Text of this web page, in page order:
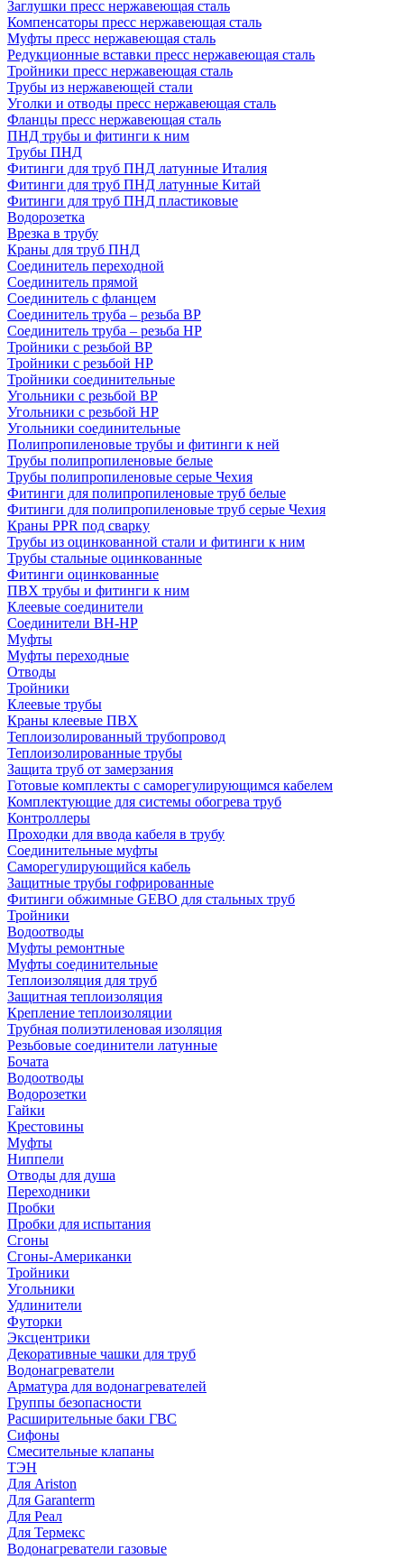
Заглушки пресс нержавеющая сталь
Компенсаторы пресс нержавеющая сталь
Муфты пресс нержавеющая сталь
Редукционные вставки пресс нержавеющая сталь
Тройники пресс нержавеющая сталь
Трубы из нержавеющей стали
Уголки и отводы пресс нержавеющая сталь
Фланцы пресс нержавеющая сталь
ПНД трубы и фитинги к ним
Трубы ПНД
Фитинги для труб ПНД латунные Италия
Фитинги для труб ПНД латунные Китай
Фитинги для труб ПНД пластиковые
Водорозетка
Врезка в трубу
Краны для труб ПНД
Соединитель переходной
Соединитель прямой
Соединитель с фланцем
Соединитель труба – резьба ВР
Соединитель труба – резьба НР
Тройники с резьбой ВР
Тройники с резьбой НР
Тройники соединительные
Угольники с резьбой ВР
Угольники с резьбой НР
Угольники соединительные
Полипропиленовые трубы и фитинги к ней
Трубы полипропиленовые белые
Трубы полипропиленовые серые Чехия
Фитинги для полипропиленовые труб белые
Фитинги для полипропиленовые труб серые Чехия
Краны PPR под сварку
Трубы из оцинкованной стали и фитинги к ним
Трубы стальные оцинкованные
Фитинги оцинкованные
ПВХ трубы и фитинги к ним
Клеевые соединители
Соединители ВН-НР
Муфты
Муфты переходные
Отводы
Тройники
Клеевые трубы
Краны клеевые ПВХ
Теплоизолированный трубопровод
Теплоизолированные трубы
Защита труб от замерзания
Готовые комплекты с саморегулирующимся кабелем
Комплектующие для системы обогрева труб
Контроллеры
Проходки для ввода кабеля в трубу
Соединительные муфты
Саморегулирующийся кабель
Защитные трубы гофрированные
Фитинги обжимные GEBO для стальных труб
Тройники
Водоотводы
Муфты ремонтные
Муфты соединительные
Теплоизоляция для труб
Защитная теплоизоляция
Крепление теплоизоляции
Трубная полиэтиленовая изоляция
Резьбовые соединители латунные
Бочата
Водоотводы
Водорозетки
Гайки
Крестовины
Муфты
Ниппели
Отводы для душа
Переходники
Пробки
Пробки для испытания
Сгоны
Сгоны-Американки
Тройники
Угольники
Удлинители
Футорки
Эксцентрики
Декоративные чашки для труб
Водонагреватели
Арматура для водонагревателей
Группы безопасности
Расширительные баки ГВС
Сифоны
Смесительные клапаны
ТЭН
Для Ariston
Для Garanterm
Для Реал
Для Термекс
Водонагреватели газовые